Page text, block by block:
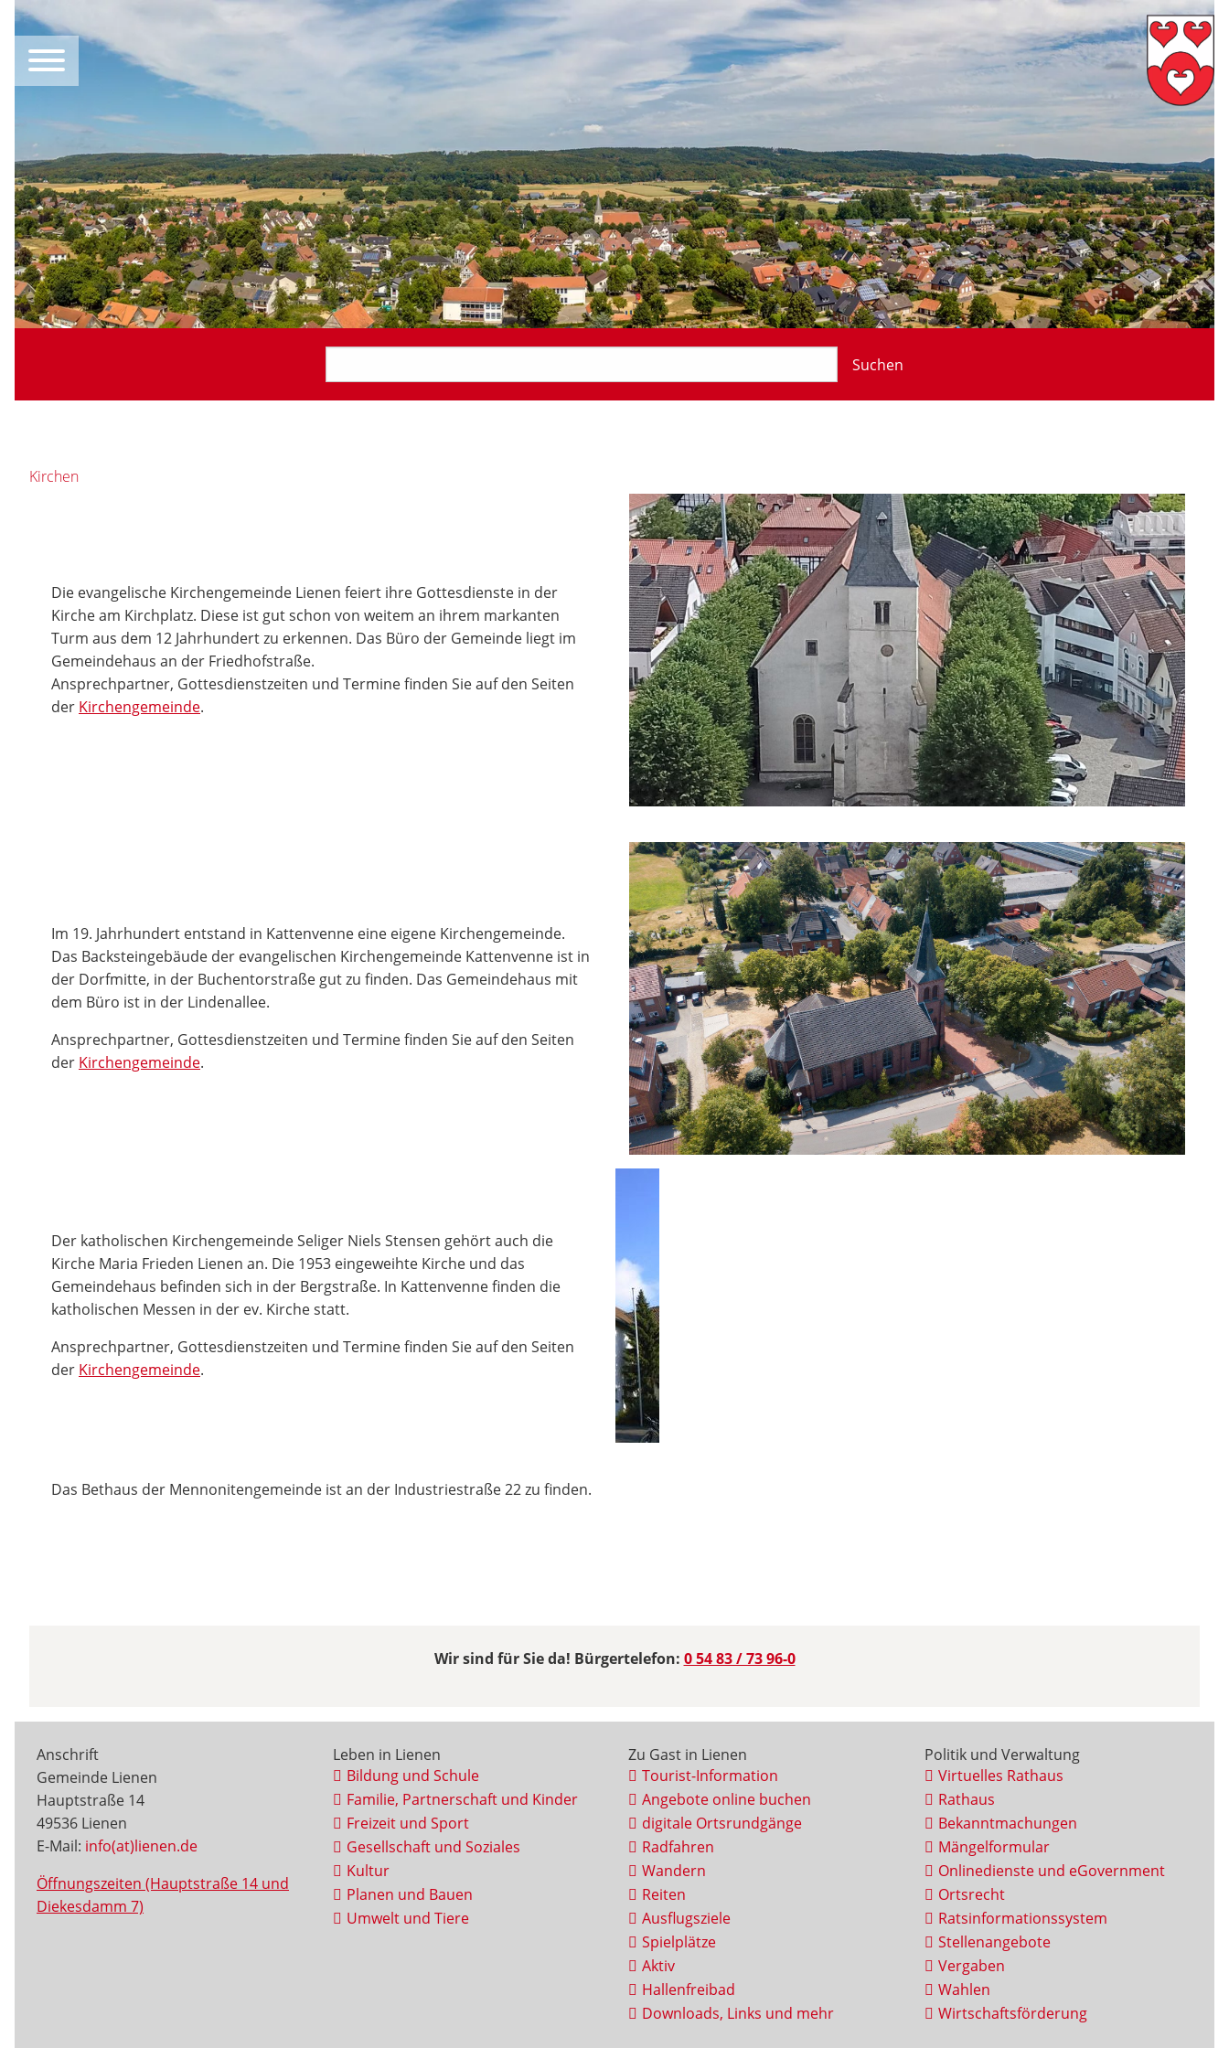
Suchen
Kirchen
Die evangelische Kirchengemeinde Lienen feiert ihre Gottesdienste in der
Kirche am Kirchplatz. Diese ist gut schon von weitem an ihrem markanten
Turm aus dem 12 Jahrhundert zu erkennen. Das Büro der Gemeinde liegt im
Gemeindehaus an der Friedhofstraße.
Ansprechpartner, Gottesdienstzeiten und Termine finden Sie auf den Seiten
der Kirchengemeinde.
Im 19. Jahrhundert entstand in Kattenvenne eine eigene Kirchengemeinde.
Das Backsteingebäude der evangelischen Kirchengemeinde Kattenvenne ist in
der Dorfmitte, in der Buchentorstraße gut zu finden. Das Gemeindehaus mit
dem Büro ist in der Lindenallee.
Ansprechpartner, Gottesdienstzeiten und Termine finden Sie auf den Seiten
der Kirchengemeinde.
Der katholischen Kirchengemeinde Seliger Niels Stensen gehört auch die
Kirche Maria Frieden Lienen an. Die 1953 eingeweihte Kirche und das
Gemeindehaus befinden sich in der Bergstraße. In Kattenvenne finden die
katholischen Messen in der ev. Kirche statt.
Ansprechpartner, Gottesdienstzeiten und Termine finden Sie auf den Seiten
der Kirchengemeinde.
Das Bethaus der Mennonitengemeinde ist an der Industriestraße 22 zu finden.
Wir sind für Sie da! Bürgertelefon: 0 54 83 / 73 96-0
Anschrift
Gemeinde Lienen
Hauptstraße 14
49536 Lienen
E-Mail: info(at)lienen.de
Öffnungszeiten (Hauptstraße 14 und
Diekesdamm 7)
Leben in Lienen
Bildung und Schule
Familie, Partnerschaft und Kinder
Freizeit und Sport
Gesellschaft und Soziales
Kultur
Planen und Bauen
Umwelt und Tiere
Zu Gast in Lienen
Tourist-Information
Angebote online buchen
digitale Ortsrundgänge
Radfahren
Wandern
Reiten
Ausflugsziele
Spielplätze
Aktiv
Hallenfreibad
Downloads, Links und mehr
Politik und Verwaltung
Virtuelles Rathaus
Rathaus
Bekanntmachungen
Mängelformular
Onlinedienste und eGovernment
Ortsrecht
Ratsinformationssystem
Stellenangebote
Vergaben
Wahlen
Wirtschaftsförderung